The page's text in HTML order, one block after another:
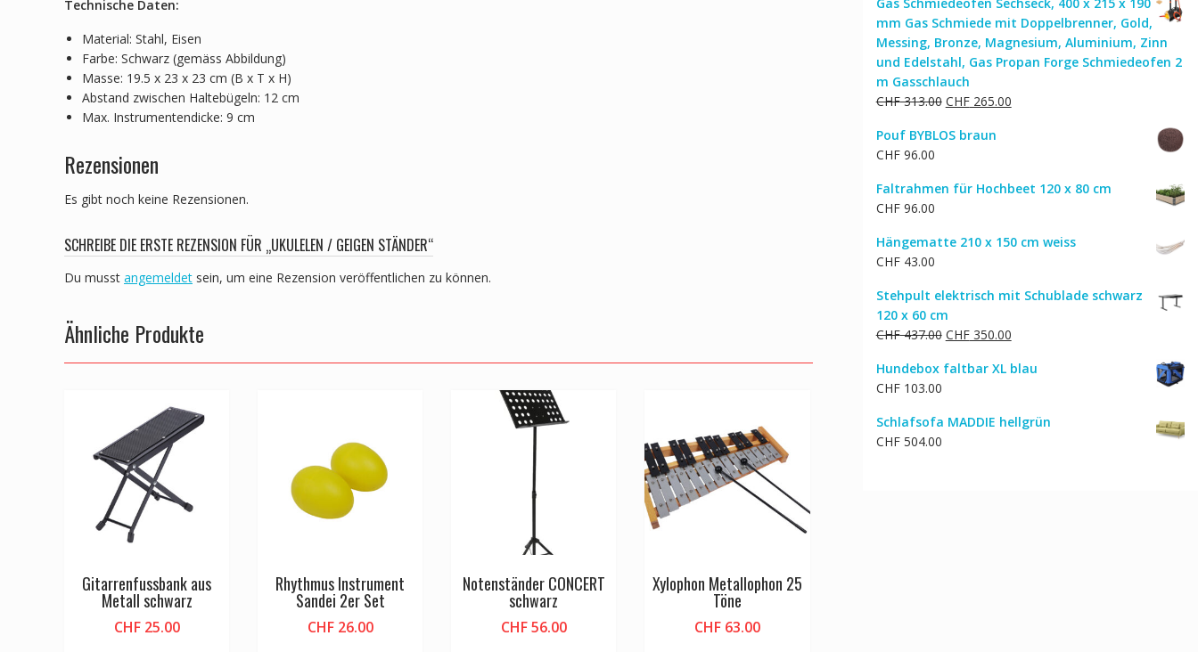
Technische Daten:
Material: Stahl, Eisen
Farbe: Schwarz (gemäss Abbildung)
Masse: 19.5 x 23 x 23 cm (B x T x H)
Abstand zwischen Haltebügeln: 12 cm
Max. Instrumentendicke: 9 cm
Rezensionen
Es gibt noch keine Rezensionen.
SCHREIBE DIE ERSTE REZENSION FÜR „UKULELEN / GEIGEN STÄNDER“
Du musst angemeldet sein, um eine Rezension veröffentlichen zu können.
Ähnliche Produkte
Gitarrenfussbank aus
Metall schwarz
CHF25.00
Rhythmus Instrument
Sandei 2er Set
CHF26.00
Notenständer CONCERT
schwarz
CHF56.00
Xylophon Metallophon 25
Töne
CHF63.00
Gas Schmiedeofen Sechseck, 400 x 215 x 190
mm Gas Schmiede mit Doppelbrenner, Gold,
Messing, Bronze, Magnesium, Aluminium, Zinn
und Edelstahl, Gas Propan Forge Schmiedeofen 2
m Gasschlauch
CHF313.00 Ursprünglicher
war:
CHF265.00Aktueller
Pouf BYBLOS braun
CHF96.00
Faltrahmen für Hochbeet 120 x 80 cm
CHF96.00
Hängematte 210 x 150 cm weiss
CHF43.00
Stehpult elektrisch mit Schublade schwarz
120 x 60 cm
CHF437.00 Ursprünglicher
war:
CHF350.00Aktueller
ist:
Hundebox faltbar XL blau
CHF103.00
Schlafsofa MADDIE hellgrün
CHF504.00